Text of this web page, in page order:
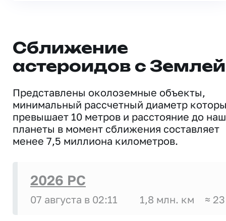
Сближение
астероидов с Землей
Представлены околоземные объекты,
минимальный рассчетный диаметр
превышает 10 метров и расстояние до
планеты в момент сближения составляет
менее 7,5 миллиона километров.
2026 PC
07 августа в 02:11 1,8 млн. км ≈